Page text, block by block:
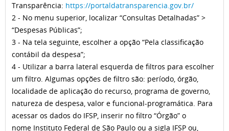
Transparência: https://portaldatransparencia.gov.br/
2 - No menu superior, localizar “Consultas Detalhadas” >
“Despesas Públicas”;
3 - Na tela seguinte, escolher a opção “Pela classificação
contábil da despesa”;
4 - Utilizar a barra lateral esquerda de filtros para escolher
um filtro. Algumas opções de filtro são: período, órgão,
localidade de aplicação do recurso, programa de governo,
natureza de despesa, valor e funcional-programática. Para
acessar os dados do IFSP, inserir no filtro “Órgão” o
nome Instituto Federal de São Paulo ou a sigla IFSP ou,